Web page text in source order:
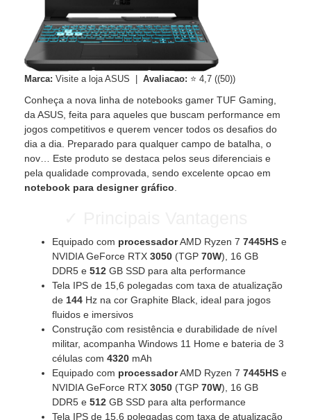
Marca: Visite a loja ASUS | Avaliacao: ⭐ 4,7 ((50))
Conheça a nova linha de notebooks gamer TUF Gaming,
da ASUS, feita para aqueles que buscam performance em
jogos competitivos e querem vencer todos os desafios do
dia a dia. Preparado para qualquer campo de batalha, o
nov… Este produto se destaca pelos seus diferenciais e
pela qualidade comprovada, sendo excelente opcao em
notebook para designer gráfico
Equipado com processadorAMD Ryzen 7 7445HS e
NVIDIA GeForce RTX 3050 (TGP 70W), 16 GB
DDR5 e 512 GB SSD para alta performance
Tela IPS de 15,6 polegadas com taxa de atualização
de 144 Hz na cor Graphite Black, ideal para jogos
fluidos e imersivos
Construção com resistência e durabilidade de nível
militar, acompanha Windows 11 Home e bateria de 3
células com 4320 mAh
Equipado com processadorAMD Ryzen 7 7445HS e
NVIDIA GeForce RTX 3050 (TGP 70W), 16 GB
DDR5 e 512 GB SSD para alta performance
Tela IPS de 15,6 polegadas com taxa de atualização